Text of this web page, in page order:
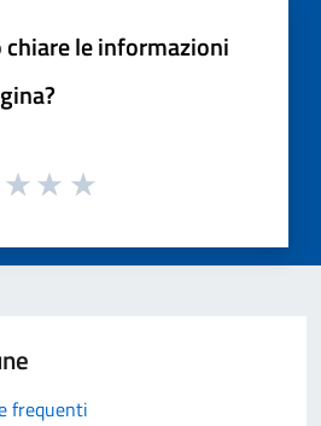
chiare le informazioni
frequenti